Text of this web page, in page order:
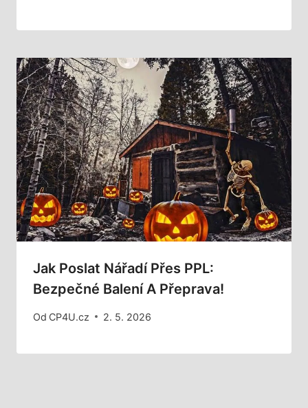
Jak Poslat Nářadí Přes PPL:
Bezpečné Balení A Přeprava!
Od CP4U.cz 2. 5. 2026